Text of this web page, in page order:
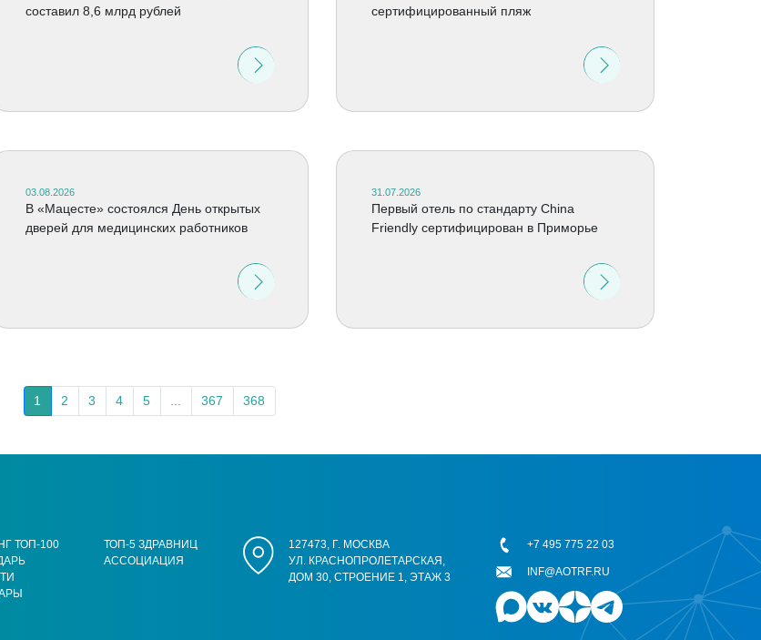
составил 8,6 млрд рублей
сертифицированный пляж
03.08.2026
В «Мацесте» состоялся День открытых
дверей для медицинских работников
31.07.2026
Первый отель по стандарту China
Friendly сертифицирован в Приморье
1 2 3 4 5 367 368
ТОП-100
ТОП-5 ЗДРАВНИЦ
АССОЦИАЦИЯ
127473, Г. МОСКВА
УЛ. КРАСНОПРОЛЕТАРСКАЯ,
ДОМ 30, СТРОЕНИЕ 1, ЭТАЖ 3
+7 495 775 22 03
INF@AOTRF.RU